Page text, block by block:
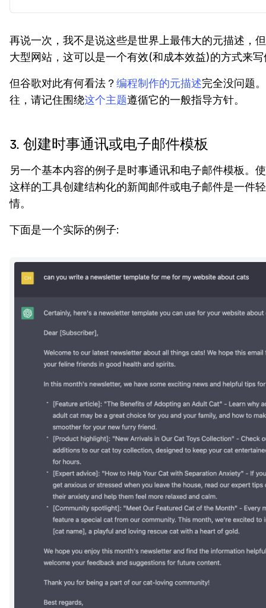
再说一次，我不是说这些是世界上最伟大的元描述，
大型网站，这可以是一个有效(和成本效益)的方式来
但谷歌对此有何看法？ 编程制作的元描述完全没问题
往，请记住围绕这个主题遵循它的一般指导方针。
3. 创建时事通讯或电子邮件模板
另一个基本内容的例子是时事通讯和电子邮件模板。
这样的工具创建结构化的新闻邮件或电子邮件是一件
情。
下面是一个实际的例子: